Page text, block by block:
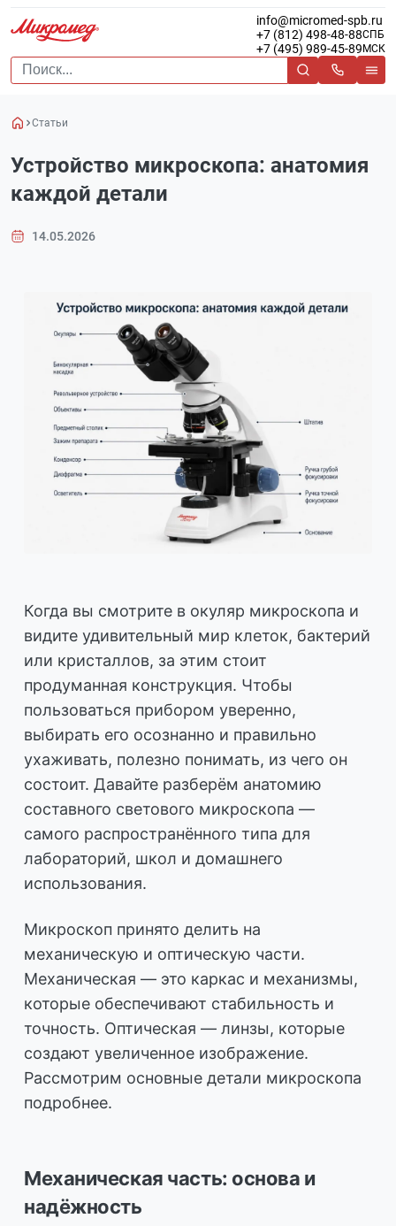
info@micromed-spb.ru
+7 (812) 498-48-88СПБ
+7 (495) 989-45-89 МСК
Статьи
Устройство микроскопа: анатомия
каждой детали
14.05.2026
Когда вы смотрите в окуляр микроскопа и
видите удивительный мир клеток, бактерий
или кристаллов, за этим стоит
продуманная конструкция. Чтобы
пользоваться прибором уверенно,
выбирать его осознанно и правильно
ухаживать, полезно понимать, из чего он
состоит. Давайте разберём анатомию
составного светового микроскопа —
самого распространённого типа для
лабораторий, школ и домашнего
использования.
Микроскоп принято делить на
механическую и оптическую части.
Механическая — это каркас и механизмы,
которые обеспечивают стабильность и
точность. Оптическая — линзы, которые
создают увеличенное изображение.
Рассмотрим основные детали микроскопа
подробнее.
Механическая часть: основа и
надёжность